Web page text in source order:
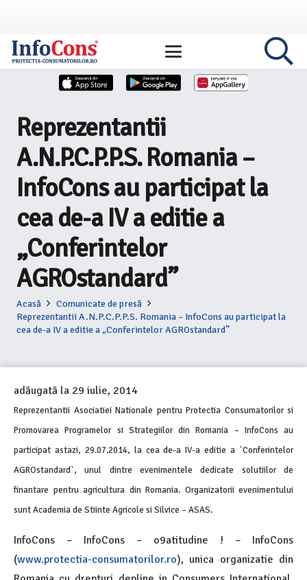
Reprezentantii
A.N.P.C.P.P.S. Romania –
InfoCons au participat la
cea de-a IV a editie a
„Conferintelor
AGROstandard”
Acasă
Comunicate de presă
Reprezentantii A.N.P.C.P.P.S. Romania – InfoCons au participat la
cea de-a IV a editie a „Conferintelor AGROstandard”
adăugată la 29 iulie, 2014
Reprezentantii Asociatiei Nationale pentru Protectia Consumatorilor si
Promovarea Programelor si Strategiilor din Romania – InfoCons au
participat astazi, 29.07.2014, la cea de-a IV-a editie a `Conferintelor
AGROstandard`, unul dintre evenimentele dedicate solutiilor de
finantare pentru agricultura din Romania. Organizatorii evenimentului
sunt Academia de Stiinte Agricole si Silvice – ASAS.
InfoCons – InfoCons – o9atitudine ! – InfoCons
(www.protectia-consumatorilor.ro), unica organizatie din